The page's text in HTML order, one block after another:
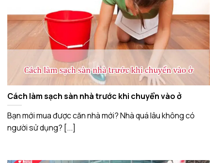
Cách làm sạch sàn nhà trước khi chuyển vào ở
Bạn mới mua được căn nhà mới? Nhà quá lâu không có
người sử dụng? [...]